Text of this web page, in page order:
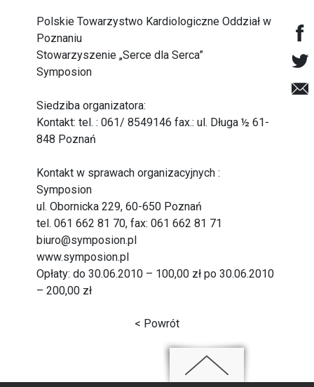
Polskie Towarzystwo Kardiologiczne Oddział w
Poznaniu
Stowarzyszenie „Serce dla Serca”
Symposion
Siedziba organizatora:
Kontakt: tel. : 061/ 8549146 fax.: ul. Długa ½ 61-
848 Poznań
Kontakt w sprawach organizacyjnych :
Symposion
ul. Obornicka 229, 60-650 Poznań
tel. 061 662 81 70, fax: 061 662 81 71
biuro@symposion.pl
www.symposion.pl
Opłaty: do 30.06.2010 – 100,00 zł po 30.06.2010
– 200,00 zł
< Powrót